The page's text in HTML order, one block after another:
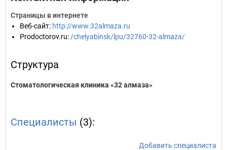
Страницы в интернете
Веб-сайт: http://www.32almaza.ru
Prodoctorov.ru: /chelyabinsk/lpu/32760-32-almaza/
Структура
Стоматологическая клиника «32 алмаза»
Специалисты (3):
Добавить специалиста